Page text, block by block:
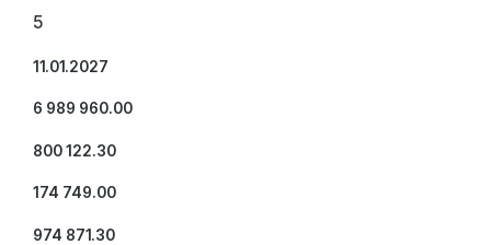
5
11.01.2027
6 989 960.00
800 122.30
174 749.00
974 871.30